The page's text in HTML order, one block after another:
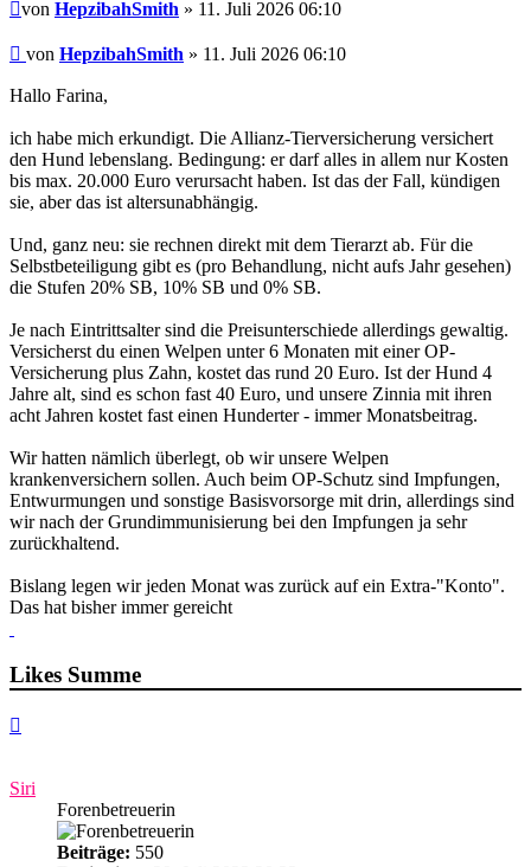
von HepzibahSmith » 11. Juli 2026 06:10
Beitrag
von HepzibahSmith » 11. Juli 2026 06:10
Hallo Farina,
ich habe mich erkundigt. Die Allianz-Tierversicherung versichert
den Hund lebenslang. Bedingung: er darf alles in allem nur Kosten
bis max. 20.000 Euro verursacht haben. Ist das der Fall, kündigen
sie, aber das ist altersunabhängig.
Und, ganz neu: sie rechnen direkt mit dem Tierarzt ab. Für die
Selbstbeteiligung gibt es (pro Behandlung, nicht aufs Jahr gesehen)
die Stufen 20% SB, 10% SB und 0% SB.
Je nach Eintrittsalter sind die Preisunterschiede allerdings gewaltig.
Versicherst du einen Welpen unter 6 Monaten mit einer OP-
Versicherung plus Zahn, kostet das rund 20 Euro. Ist der Hund 4
Jahre alt, sind es schon fast 40 Euro, und unsere Zinnia mit ihren
acht Jahren kostet fast einen Hunderter - immer Monatsbeitrag.
Wir hatten nämlich überlegt, ob wir unsere Welpen
krankenversichern sollen. Auch beim OP-Schutz sind Impfungen,
Entwurmungen und sonstige Basisvorsorge mit drin, allerdings sind
wir nach der Grundimmunisierung bei den Impfungen ja sehr
zurückhaltend.
Bislang legen wir jeden Monat was zurück auf ein Extra-"Konto".
Das hat bisher immer gereicht
Likes Summe
Siri
Forenbetreuerin
Beiträge: 550